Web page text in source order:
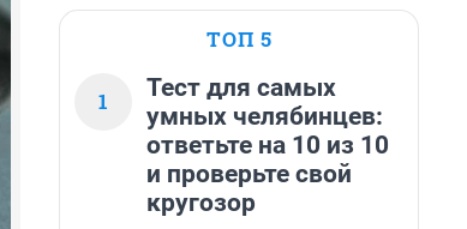
ТОП 5
1
Тест для самых
умных челябинцев:
ответьте на 10 из 10
и проверьте свой
кругозор